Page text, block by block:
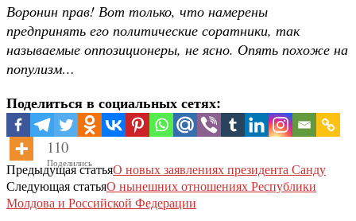
Воронин прав! Вот только, что намерены
предпринять его политические соратники, так
называемые оппозиционеры, не ясно. Опять похоже на
популизм…
Поделиться в социальных сетях:
110
Поделились
Предыдущая статьяО новых заявлениях президента Санду
Следующая статьяО нынешних отношениях Республики
Молдова и Российской Федерации